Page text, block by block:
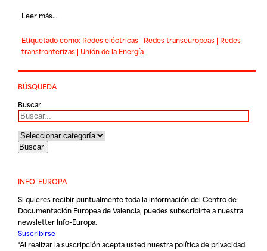
Leer más...
Etiquetado como: Redes eléctricas| Redes transeuropeas| Redes
transfronterizas| Unión de la Energía
BÚSQUEDA
Buscar
INFO-EUROPA
Si quieres recibir puntualmente toda la información del Centro de
Documentación Europea de Valencia, puedes subscribirte a nuestra
newsletter Info-Europa.
Suscribirse
*Al realizar la suscripción acepta usted nuestrapolítica de privacidad.